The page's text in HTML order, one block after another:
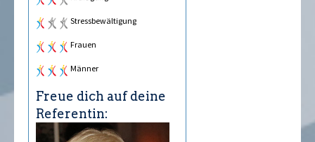
Stressbewältigung
Frauen
Männer
Freue dich auf deine
Referentin: